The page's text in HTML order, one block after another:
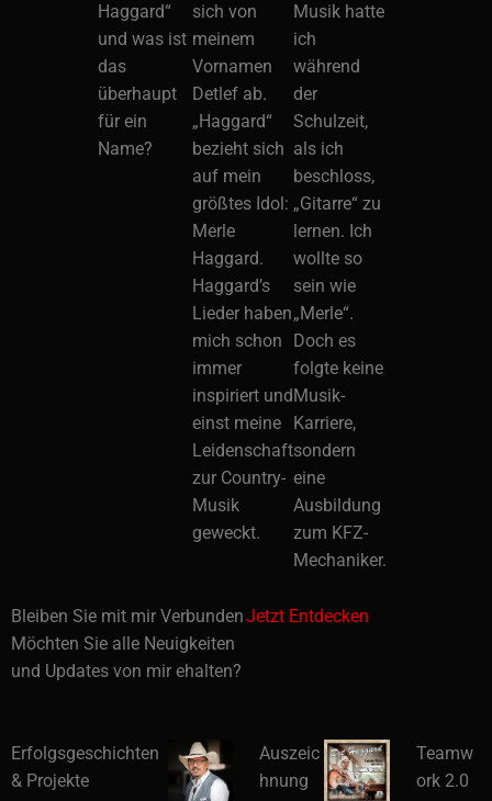
Haggard“
und was ist
das
überhaupt
für ein
Name?
sich von
meinem
Vornamen
Detlef ab.
„Haggard“
bezieht sich
auf mein
größtes Idol:
Merle
Haggard.
Haggard’s
Lieder haben
mich schon
immer
inspiriert und
einst meine
Leidenschaft
zur Country-
Musik
geweckt.
Musik hatte
ich
während
der
Schulzeit,
als ich
beschloss,
„Gitarre“ zu
lernen. Ich
wollte so
sein wie
„Merle“.
Doch es
folgte keine
Musik-
Karriere,
sondern
eine
Ausbildung
zum KFZ-
Mechaniker.
Bleiben Sie mit mir Verbunden
Möchten Sie alle Neuigkeiten
und Updates von mir ehalten?
Jetzt Entdecken
Erfolgsgeschichten
& Projekte
Auszeic
hnung
Teamw
ork 2.0